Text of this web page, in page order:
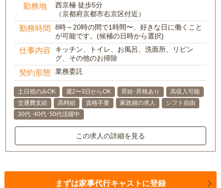
勤務地
西京極 徒歩5分
（京都府京都市右京区付近）
勤務時間
8時～20時の間で1時間〜、好きな日に働くこと
が可能です。(候補の日時から選択)
仕事内容
キッチン、トイレ、お風呂、洗面所、リビン
グ、その他のお掃除
契約形態 業務委託
土日祝のみOK 週2〜3日からOK 昇給･昇格あり
高収入可能
交通費支給
高時給 資格不要 家政婦の求人
シフト自由
30代･40代･50代活躍中
この求人の詳細を見る
まずは家事代行キャストに登録